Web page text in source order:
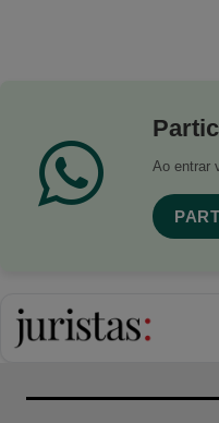
Ao entrar